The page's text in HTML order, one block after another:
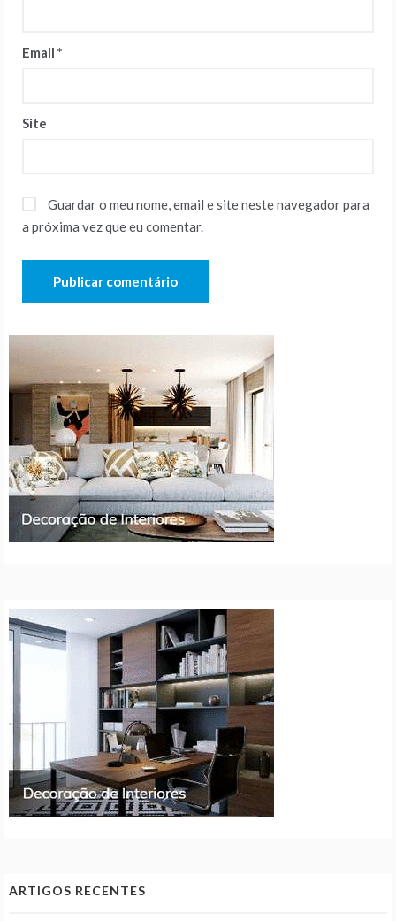
Email *
Site
Guardar o meu nome, email e site neste navegador para
a próxima vez que eu comentar.
ARTIGOS RECENTES